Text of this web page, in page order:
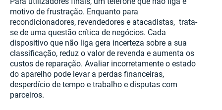
motivo de frustração. Enquanto para
recondicionadores, revendedores e atacadistas, trata-
se de uma questão crítica de negócios. Cada
dispositivo que não liga gera incerteza sobre a sua
classificação, reduz o valor de revenda e aumenta os
custos de reparação. Avaliar incorretamente o estado
do aparelho pode levar a perdas financeiras,
desperdício de tempo e trabalho e disputas com
parceiros.